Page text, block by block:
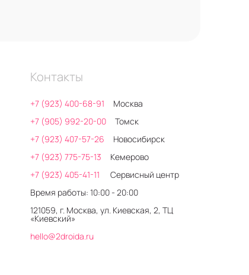
Контакты
+7 (923) 400-68-91
Москва
+7 (905) 992-20-00
Томск
+7 (923) 407-57-26
Новосибирск
+7 (923) 775-75-13
Кемерово
+7 (923) 405-41-11
Сервисный центр
Время работы: 10:00 - 20:00
121059, г. Москва, ул. Киевская, 2, ТЦ
«Киевский»
hello@2droida.ru